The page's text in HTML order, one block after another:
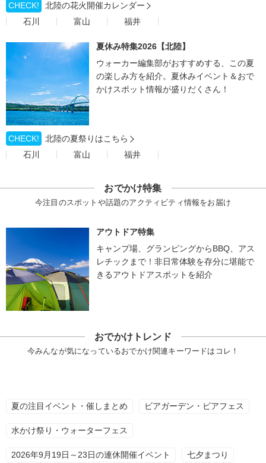
CHECK!
北陸の花火開催カレンダー
石川
富山 福井
夏休み特集2026【北陸】
ウォーカー編集部がおすすめする、この夏
の楽しみ方を紹介。夏休みイベント＆おで
かけスポット情報が盛りだくさん！
CHECK!
北陸の夏祭りはこちら
石川
富山 福井
おでかけ特集
今注目のスポットや話題のアクティビティ情報をお届け
アウトドア特集
キャンプ場、グランピングからBBQ、アス
レチックまで！非日常体験を存分に堪能で
きるアウトドアスポットを紹介
おでかけトレンド
今みんなが気になっているおでかけ関連キーワードはコレ！
夏の注目イベント・催しまとめ ビアガーデン・ビアフェス
水かけ祭り・ウォーターフェス
2026年9月19日～23日の連休開催イベント 七夕まつり